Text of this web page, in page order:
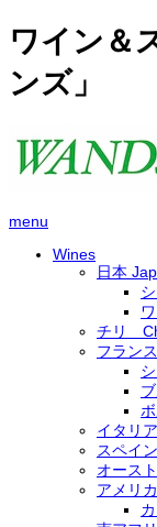
ワイン＆
ンズ」
menu
Wines
日本
チリ
フラン
イタリ
スペイ
オース
アメリ